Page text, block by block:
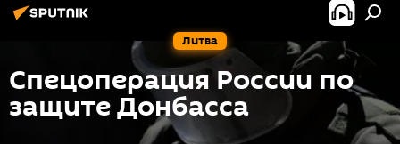
Литва
Спецоперация России по
защите Донбасса